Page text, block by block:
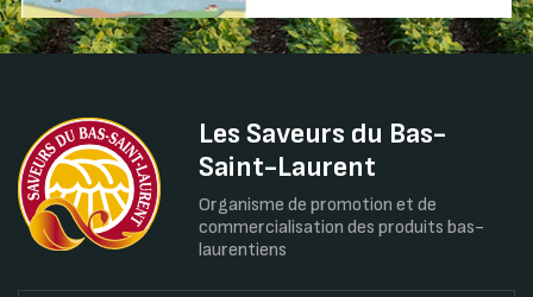
Les Saveurs du Bas-
Saint-Laurent
Organisme de promotion et de
commercialisation des produits bas-
laurentiens